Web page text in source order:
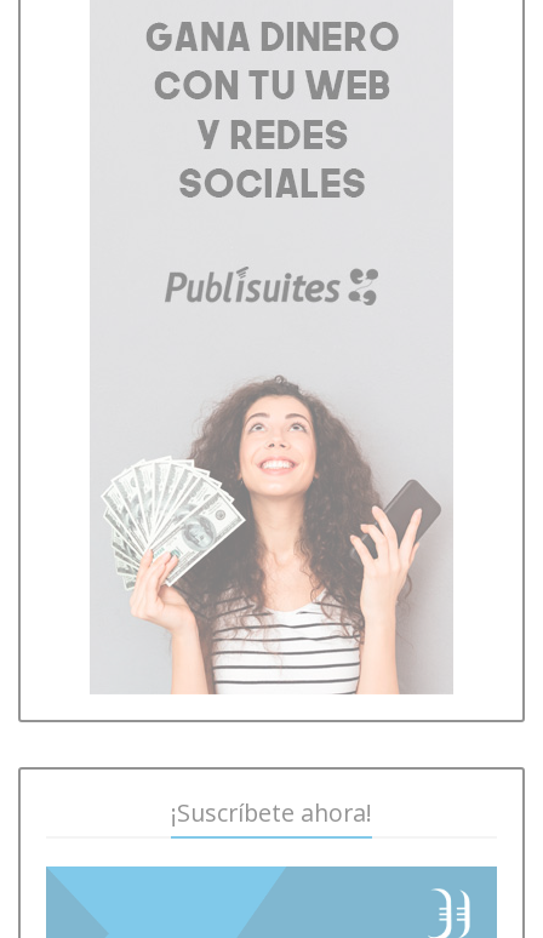
¡Suscríbete ahora!